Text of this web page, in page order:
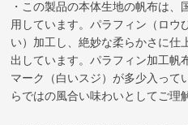
・この製品の本体生地の帆布は
用しています。パラフィン（ロウ
い）加工し、絶妙な柔らかさに仕
出しています。パラフィン加工帆
マーク（白いスジ）が多少入って
らではの風合い味わいとしてご理